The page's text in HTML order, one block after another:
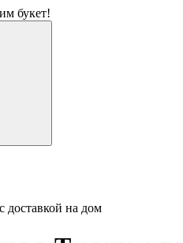
букет!
доставкой на дом